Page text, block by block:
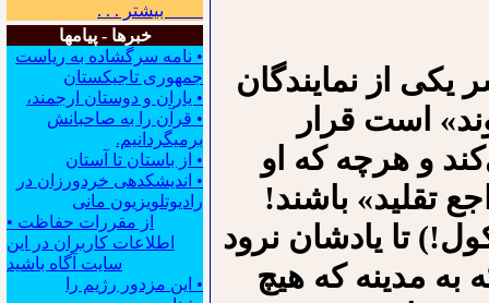
بیشتر . . .
خبرها - پیامها
• نامه سرگشاده به ریاست
جمهوری تاجیکستان
• یاران و دوستان ارجمند،
• قرآن را به صاحبانش
برمیگردانیم.
• از باستان تا آستان
• اندیشکده‍ی خردورزان در
رادیوتلویزیون مانی
• از مقررات حفاظت
اطلاعات کاربران در این
سایت آگاه باشید
• این مزدور رژیم را
یکی از نمایندگان
است قرار
و هرچه که او
تقلید» باشند!
تا یادشان نرود
به مدینه که هیچ